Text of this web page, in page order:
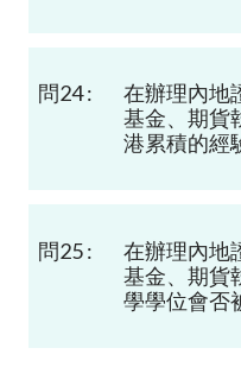
問24 :
在辦理內地
基金、期貨
港累積的經
問25 : 在辦理內地
基金、期貨
學學位會否